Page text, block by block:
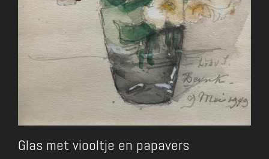
Glas met viooltje en papavers